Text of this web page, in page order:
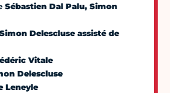
Sébastien Dal Palu, Simon
Simon Delescluse assisté de
Vitale
Delescluse
Leneyle